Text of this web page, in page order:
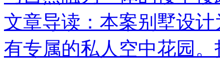
文章导读：本案别墅设
有专属的私人空中花园